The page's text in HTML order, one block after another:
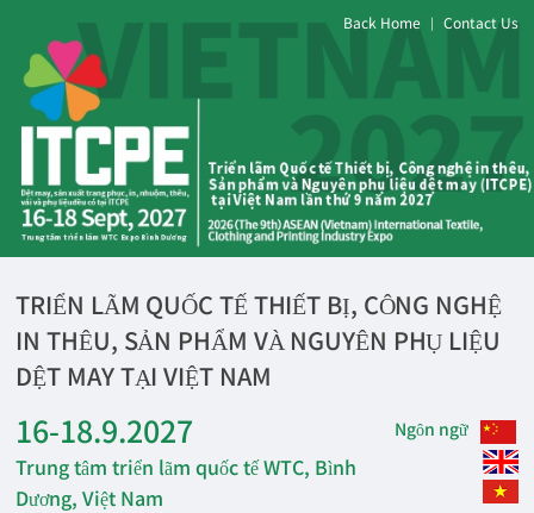
Back Home | Contact Us
TRIỂN LÃM QUỐC TẾ THIẾT BỊ, CÔNG NGHỆ
IN THÊU, SẢN PHẨM VÀ NGUYÊN PHỤ LIỆU
DỆT MAY TẠI VIỆT NAM
16-18.9.2027
Trung tâm triển lãm quốc tế WTC, Bình
Dương, Việt Nam
Ngôn ngữ